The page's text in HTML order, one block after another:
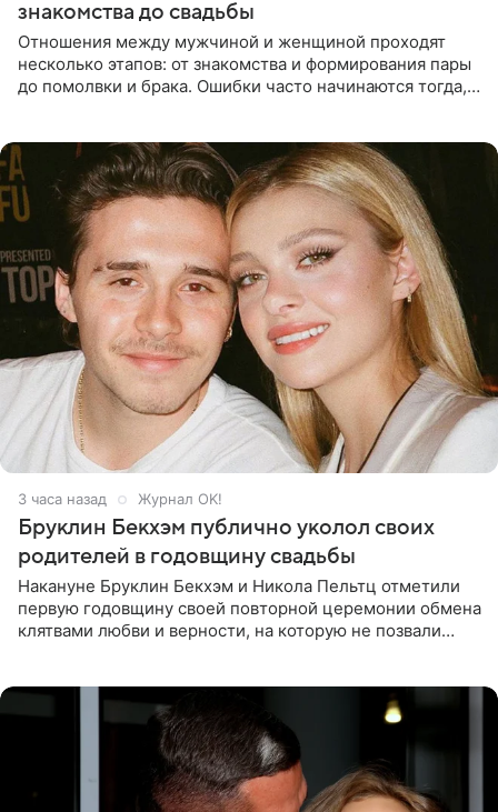
знакомства до свадьбы
Отношения между мужчиной и женщиной проходят
несколько этапов: от знакомства и формирования пары
до помолвки и брака. Ошибки часто начинаются тогда,
3 часа назад Журнал OK!
Бруклин Бекхэм публично уколол своих
родителей в годовщину свадьбы
Накануне Бруклин Бекхэм и Никола Пельтц отметили
первую годовщину своей повторной церемонии обмена
клятвами любви и верности, на которую не позвали